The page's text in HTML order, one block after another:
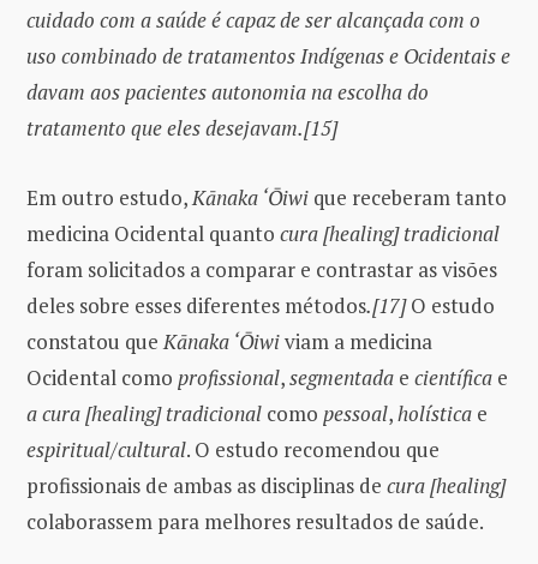
cuidado com a saúde é capaz de ser alcançada com o
uso combinado de tratamentos Indígenas e Ocidentais e
davam aos pacientes autonomia na escolha do
tratamento que eles desejavam.[15]
Em outro estudo,Kānaka ‘Ōiwi que receberam tanto
medicina Ocidental quanto cura [healing] tradicional
foram solicitados a comparar e contrastar as visões
deles sobre esses diferentes métodos.[17]O estudo
constatou queKānaka ‘Ōiwiviam a medicina
Ocidental como profissional,segmentada e científica e
a cura [healing] tradicional como pessoal,holística e
espiritual/cultural. O estudo recomendou que
profissionais de ambas as disciplinas de cura [healing]
colaborassem para melhores resultados de saúde.